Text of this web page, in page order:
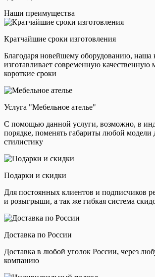
Наши преимущества
Кратчайшие сроки изготовления
Благодаря новейшему оборудованию, наша
изготавливает современную качественную
короткие сроки
Услуга "Мебельное ателье"
С помощью данной услуги, возможно, в
порядке, поменять габариты любой модели
стилистику
Подарки и скидки
Для постоянных клиентов и подписчиков
и розыгрыши, а так же гибкая система
Доставка по России
Доставка в любой уголок России, через
компанию